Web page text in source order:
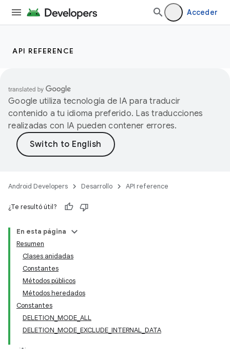
Acceder
API REFERENCE
Google utiliza tecnología de IA para traducir
contenido a tu idioma preferido. Las traducciones
realizadas con IA pueden contener errores.
Android Developers Desarrollo API reference
¿Te resultó útil?
En esta página
Resumen
Clases anidadas
Constantes
Métodos públicos
Métodos heredados
Constantes
DELETION_MODE_ALL
DELETION_MODE_EXCLUDE_INTERNAL_DATA